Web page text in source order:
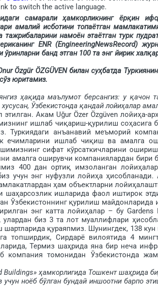
to switch the active language.
самарали ҳамкорликнинг ёрқин
амалий исботини топаётган
намоён этаётган турк
ENR (EngineeringNewsRecord)
банд этган 100 та энг йирик
Özgür ÖZGÜVEN билан суҳбатда
юритамиз.
ҳақида маълумот берсангиз: у қачон
Ўзбекистонда қандай лойиҳалар
Акам Uğur Özer Özgüven лойиҳа-
ишлаб чиқариш-қу­рилиш соҳасига
Туркиядаги анъанавий меъморий
ечимларини ишлаб чиқиш ва амалга
сифат кўрсаткичларини
амалга оширувчи компаниялардан
400 дан ортиқ имзоланган
учун энг нуфузли лойиҳа
ҳам объектларни
ишларида фаол иштирок
Ўзбекистоннинг қурилиш
энг катта лойиҳалар – бу Gardens
улардан биз 3 та лот муаллифлари
қу­раяпмиз. Шунингдек, 138 кун
топширдик, Сирдарё вилоятида 4
Термиз шаҳрида яна бир неча
компания томонидан Ўзбекистонда
ҳамкорлигида Тошкент шаҳрида
ноёб бўлган бундай иншоотни барпо